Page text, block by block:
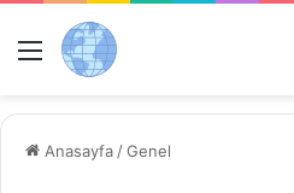
Menü
Anasayfa /Genel